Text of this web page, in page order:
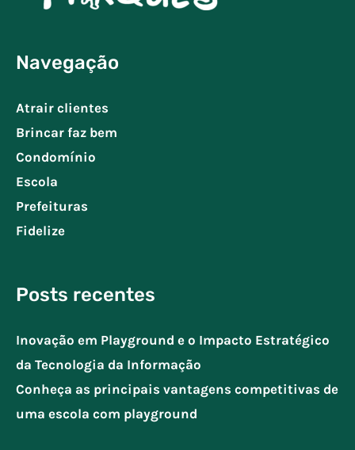
Navegação
Atrair clientes
Brincar faz bem
Condomínio
Escola
Prefeituras
Fidelize
Posts recentes
Inovação em Playground e o Impacto Estratégico
da Tecnologia da Informação
Conheça as principais vantagens competitivas de
uma escola com playground